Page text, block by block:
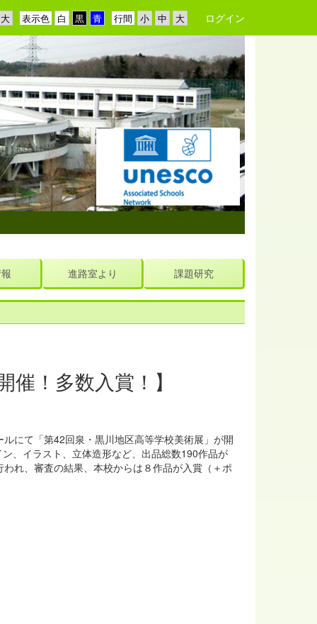
行間
表示色 ログイン
進路室より 課題研究
！多数入賞！】
にて「第42回泉・黒川地区高等学校美術展」が開
、イラスト、立体造形など、出品総数190作品が
れ、審査の結果、本校からは８作品が入賞（＋ポ